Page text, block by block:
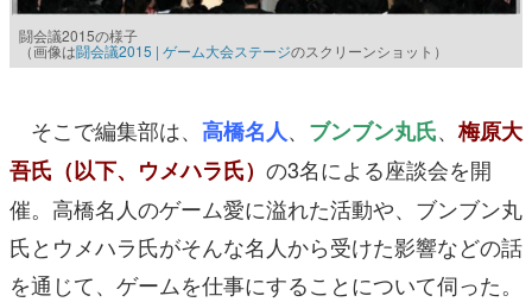
闘会議2015の様子
（画像は闘会議2015 | ゲーム大会ステージのスクリーンショット）
そこで編集部は、 高橋名人、 ブンブン丸氏、梅原大
吾氏 （以下、ウメハラ氏） の3名による座談会を開
催。高橋名人のゲーム愛に溢れた活動や、ブンブン丸
氏とウメハラ氏がそんな名人から受けた影響などの話
を通じて、ゲームを仕事にすることについて伺った。